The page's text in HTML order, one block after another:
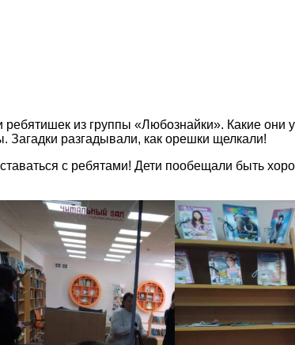
из группы «Любознайки». Какие они
Загадки разгадывали, как орешки щелкали!
с ребятами! Дети пообещали быть